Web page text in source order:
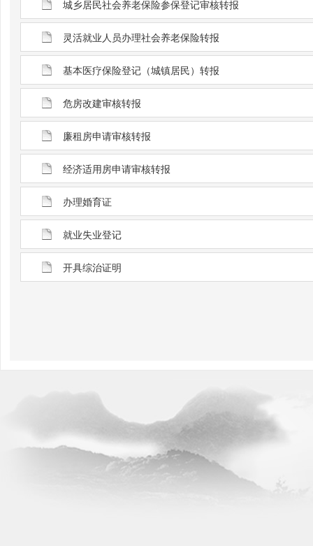
城乡居民社会养老保险参保登记审核转报
灵活就业人员办理社会养老保险转报
基本医疗保险登记（城镇居民）转报
危房改建审核转报
廉租房申请审核转报
经济适用房申请审核转报
办理婚育证
就业失业登记
开具综治证明